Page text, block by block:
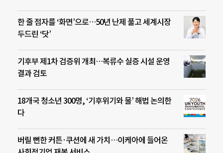
한 줄 점자를 ‘화면’으로…50년 난제 풀고 세계시장
두드린 ‘닷’
기후부 제1차 검증위 개최…복류수 실증 시설 운영
결과 검토
18개국 청소년 300명, ‘기후위기와 물’ 해법 논의한
다
버릴 뻔한 커튼·쿠션에 새 가치…이케아에 들어온